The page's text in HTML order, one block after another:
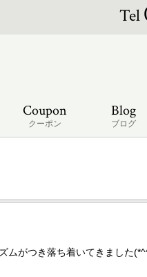
Tel
Coupon
クーポン
Blog
ブログ
ムがつき落ち着いてきました